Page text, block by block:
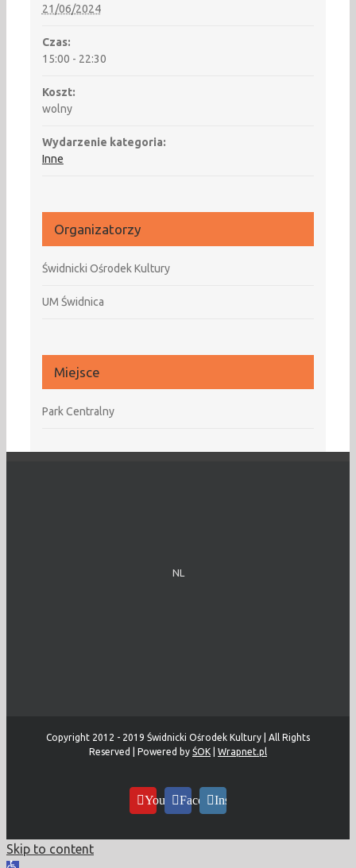
21/06/2024
Czas:
15:00 - 22:30
Koszt:
wolny
Wydarzenie kategoria:
Inne
Organizatorzy
Świdnicki Ośrodek Kultury
UM Świdnica
Miejsce
Park Centralny
NL
Copyright 2012 - 2019 Świdnicki Ośrodek Kultury | All Rights
Reserved | Powered by ŚOK Wrapnet.pl
YouTubeFacebookInstagram
Skip to content